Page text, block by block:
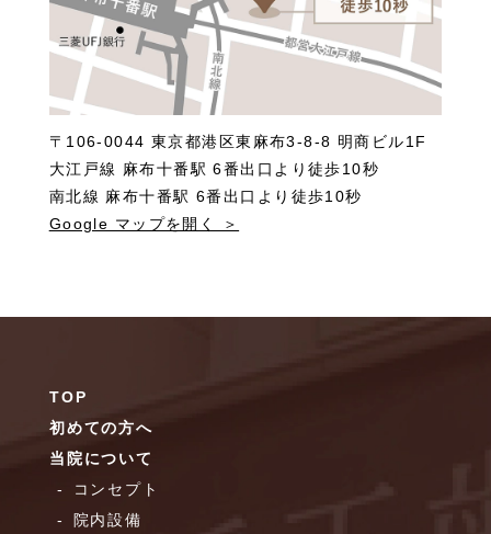
〒106-0044 東京都港区東麻布3-8-8 明商ビル1F
大江戸線 麻布十番駅 6番出口より徒歩10秒
南北線 麻布十番駅 6番出口より徒歩10秒
Google マップを開く ＞
TOP
初めての方へ
当院について
コンセプト
院内設備